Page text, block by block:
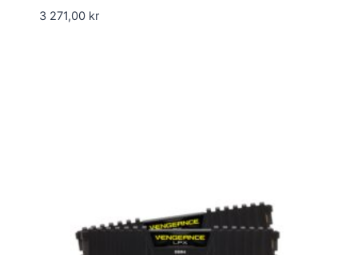
3 271,00 kr